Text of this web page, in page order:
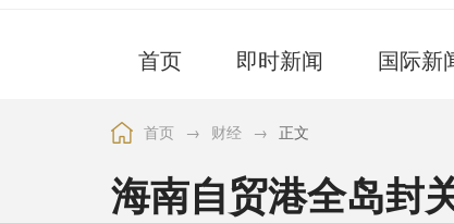
首页 即时新闻 国际新
首页 → 财经 → 正文
海南自贸港全岛封